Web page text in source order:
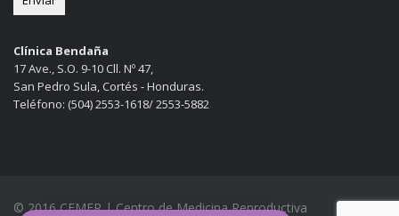
Clínica Bendaña
17 Ave., S.O. 9-10 Cll. Nº 47,
San Pedro Sula, Cortés - Honduras.
Teléfono: (504) 2553-1618/ 2553-5882
© 2016 CEMER | Centro de Medicina Reproductiva